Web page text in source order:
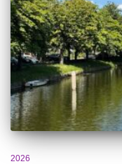
2026